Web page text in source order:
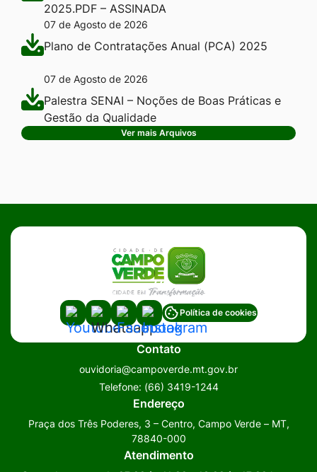
2025.PDF – ASSINADA
07 de Agosto de 2026
Plano de Contratações Anual (PCA) 2025
07 de Agosto de 2026
Palestra SENAI – Noções de Boas Práticas e
Gestão da Qualidade
Ver mais Arquivos
Acessar
a
Social
Acessar
a
Social
Whatsapp
Acessar
a
Rede
Social
Facebook
Acessar
a
Rede
Social
Instagram
Política de cookies
Contato
ouvidoria@campoverde.mt.gov.br
Telefone: (66) 3419-1244
Endereço
Praça dos Três Poderes, 3 – Centro, Campo Verde – MT,
78840-000
Atendimento